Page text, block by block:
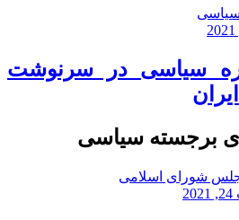
سیاسی در سرنوشت
برجسته سیاسی